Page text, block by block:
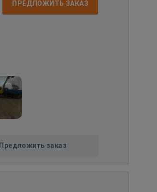
ПРЕДЛОЖИТЬ ЗАКАЗ
Предложить заказ